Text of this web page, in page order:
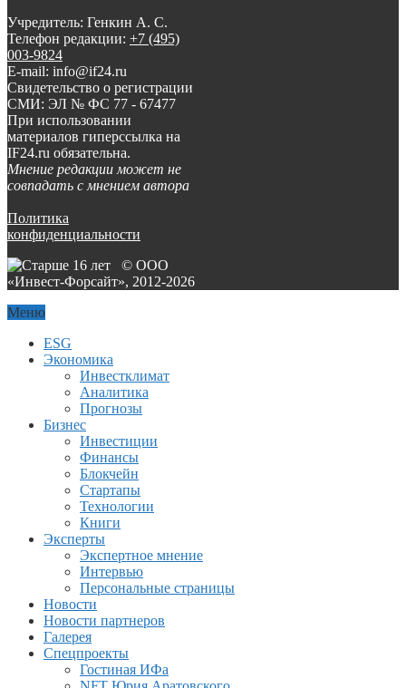
Учредитель: Генкин А. С.
Телефон редакции: +7 (495)
003-9824
E-mail: info@if24.ru
Свидетельство о регистрации
СМИ: ЭЛ № ФС 77 - 67477
При использовании
материалов гиперссылка на
IF24.ru обязательна.
Мнение редакции может не
совпадать с мнением автора
Политика
конфиденциальности
© ООО
«Инвест-Форсайт», 2012-2026
Меню
ESG
Экономика
Инвестклимат
Аналитика
Прогнозы
Бизнес
Инвестиции
Финансы
Блокчейн
Стартапы
Технологии
Книги
Эксперты
Экспертное мнение
Интервью
Персональные страницы
Новости
Новости партнеров
Галерея
Спецпроекты
Гостиная ИФа